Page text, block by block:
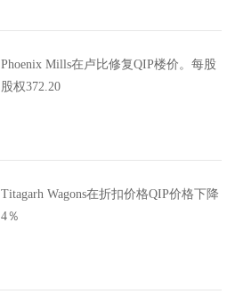
Phoenix Mills在卢比修复QIP楼价。每股
股权372.20
Titagarh Wagons在折扣价格QIP价格下降
4％